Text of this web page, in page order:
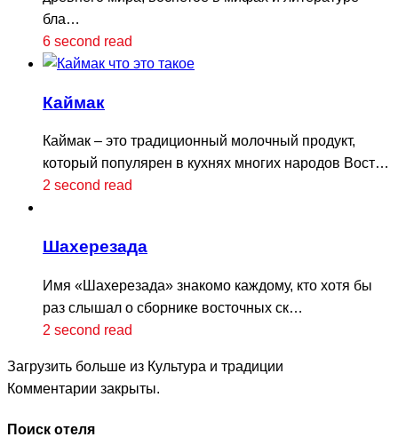
бла…
6 second read
Каймак
Каймак – это традиционный молочный продукт,
который популярен в кухнях многих народов Вост…
2 second read
Шахерезада
Имя «Шахерезада» знакомо каждому, кто хотя бы
раз слышал о сборнике восточных ск…
2 second read
Загрузить больше из Культура и традиции
Комментарии закрыты.
Поиск отеля